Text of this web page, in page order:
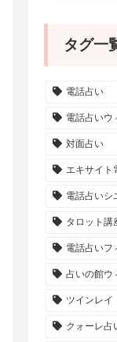
タグ一
電話占い
電話占いウ
対面占い
エキサイト
電話占いシ
タロット講
電話占いフ
占いの館ウ
ツインレイ
クォーレ占